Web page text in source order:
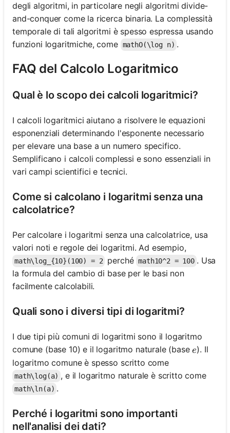
degli algoritmi, in particolare negli algoritmi divide-
and-conquer come la ricerca binaria. La complessità
temporale di tali algoritmi è spesso espressa usando
funzioni logaritmiche, come mathO(\log n) .
FAQ del Calcolo Logaritmico
Qual è lo scopo dei calcoli logaritmici?
I calcoli logaritmici aiutano a risolvere le equazioni
esponenziali determinando l'esponente necessario
per elevare una base a un numero specifico.
Semplificano i calcoli complessi e sono essenziali in
vari campi scientifici e tecnici.
Come si calcolano i logaritmi senza una
calcolatrice?
Per calcolare i logaritmi senza una calcolatrice, usa
valori noti e regole dei logaritmi. Ad esempio,
math\log_{10}(100) = 2 perché math10^2 = 100 . Usa
la formula del cambio di base per le basi non
facilmente calcolabili.
Quali sono i diversi tipi di logaritmi?
I due tipi più comuni di logaritmi sono il logaritmo
comune (base 10) e il logaritmo naturale (basee
e). Il
logaritmo comune è spesso scritto come
math\log(a) , e il logaritmo naturale è scritto come
math\ln(a) .
Perché i logaritmi sono importanti
nell'analisi dei dati?